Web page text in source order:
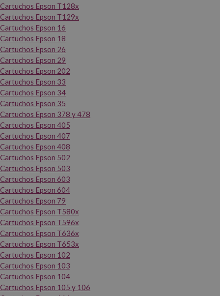
Cartuchos Epson T128x
Cartuchos Epson T129x
Cartuchos Epson 16
Cartuchos Epson 18
Cartuchos Epson 26
Cartuchos Epson 29
Cartuchos Epson 202
Cartuchos Epson 33
Cartuchos Epson 34
Cartuchos Epson 35
Cartuchos Epson 378 y 478
Cartuchos Epson 405
Cartuchos Epson 407
Cartuchos Epson 408
Cartuchos Epson 502
Cartuchos Epson 503
Cartuchos Epson 603
Cartuchos Epson 604
Cartuchos Epson 79
Cartuchos Epson T580x
Cartuchos Epson T596x
Cartuchos Epson T636x
Cartuchos Epson T653x
Cartuchos Epson 102
Cartuchos Epson 103
Cartuchos Epson 104
Cartuchos Epson 105 y 106